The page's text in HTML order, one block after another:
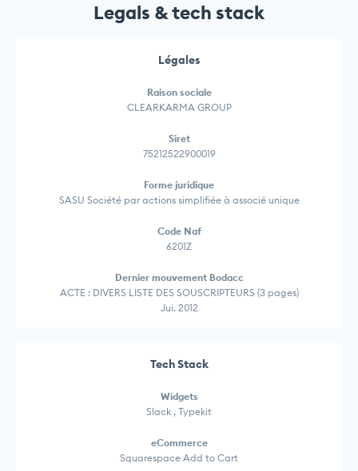
Legals & tech stack
Légales
Raison sociale
CLEARKARMA GROUP
Siret
75212522900019
Forme juridique
SASU Société par actions simplifiée à associé unique
Code Naf
6201Z
Dernier mouvement Bodacc
ACTE : DIVERS LISTE DES SOUSCRIPTEURS (3 pages)
Jui. 2012
Tech Stack
Widgets
Slack , Typekit
eCommerce
Squarespace Add to Cart